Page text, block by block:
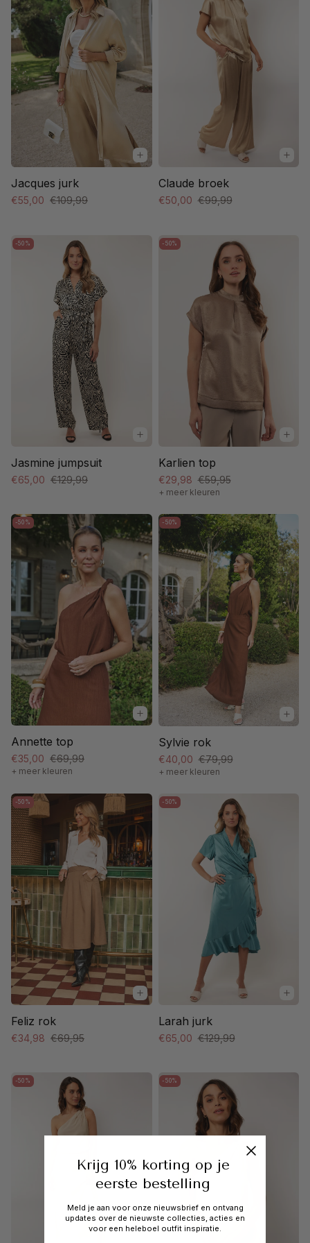
Jacques jurk
€55,00 €109,99
Claude broek
€50,00 €99,99
-50%
Jasmine jumpsuit
€65,00 €129,99
-50%
Karlien top
€29,98 €59,95
+ meer kleuren
-50%
Annette top
€35,00 €69,99
+ meer kleuren
-50%
Sylvie rok
€40,00 €79,99
+ meer kleuren
-50%
Feliz rok
€34,98 €69,95
-50%
Larah jurk
€65,00 €129,99
-50% -50%
Krijg 10% korting op je
eerste bestelling
Meld je aan voor onze nieuwsbrief en ontvang
updates over de nieuwste collecties, acties en
voor een heleboel outfit inspiratie.